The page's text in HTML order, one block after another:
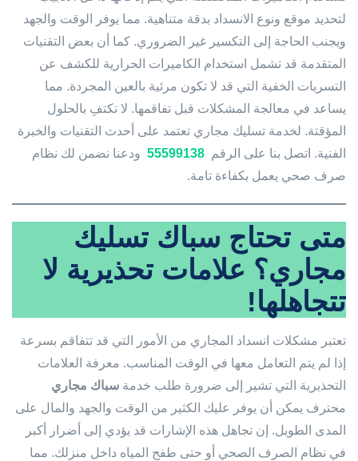
لتحديد موقع ونوع الانسداد بدقة متناهية. مما يوفر الوقت والجهد
ويجنب الحاجة إلى التكسير غير الضروري. كما أن بعض التقنيات
المتقدمة قد تشمل استخدام الكاميرات الحرارية للكشف عن
التسربات الخفية التي قد لا تكون مرئية بالعين المجردة. مما
يساعد في معالجة المشكلات قبل تفاقمها. لا تكتفِ بالحلول
المؤقتة. لخدمة تسليك مجاري تعتمد على أحدث التقنيات والخبرة
الفنية. اتصل بنا على الرقم 55599138 ودعنا نضمن لك نظام
صرف صحي يعمل بكفاءة تامة.
متى تحتاج سباك تسليك
مجاري؟ علامات تحذيرية لا
تتجاهلها!
تعتبر مشكلات انسداد المجاري من الأمور التي قد تتفاقم بسرعة
إذا لم يتم التعامل معها في الوقت المناسب. معرفة العلامات
التحذيرية التي تشير إلى ضرورة طلب خدمة سباك مجاري
محترف يمكن أن يوفر عليك الكثير من الوقت والجهد والمال على
المدى الطويل. إن تجاهل هذه الإشارات قد يؤدي إلى أضرار أكبر
في نظام الصرف الصحي أو حتى طفح المياه داخل منزلك. مما